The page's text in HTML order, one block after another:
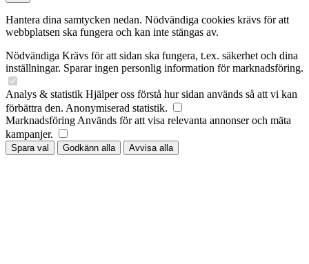
Hantera dina samtycken nedan. Nödvändiga cookies krävs för att
webbplatsen ska fungera och kan inte stängas av.
Nödvändiga Krävs för att sidan ska fungera, t.ex. säkerhet och dina
inställningar. Sparar ingen personlig information för marknadsföring.
Analys & statistik Hjälper oss förstå hur sidan används så att vi kan
förbättra den. Anonymiserad statistik.
Marknadsföring Används för att visa relevanta annonser och mäta
kampanjer.
Spara val Godkänn alla Avvisa alla